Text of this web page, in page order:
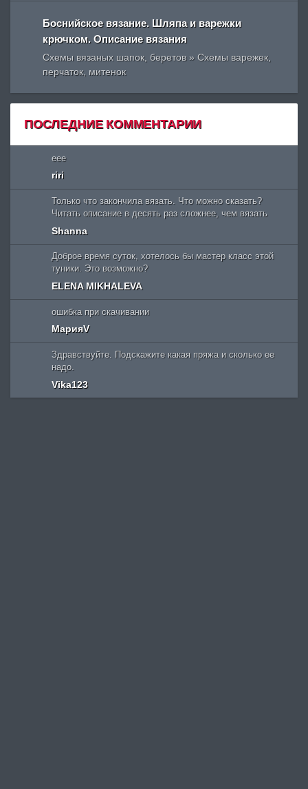
Боснийское вязание. Шляпа и варежки
крючком. Описание вязания
Схемы вязаных шапок, беретов » Схемы варежек,
перчаток, митенок
ПОСЛЕДНИЕ КОММЕНТАРИИ
eee
riri
Только что закончила вязать. Что можно сказать?
Читать описание в десять раз сложнее, чем вязать
Shanna
Доброе время суток, хотелось бы мастер класс этой
туники. Это возможно?
ELENA MIKHALEVA
ошибка при скачивании
МарияV
Здравствуйте. Подскажите какая пряжа и сколько ее
надо.
Vika123